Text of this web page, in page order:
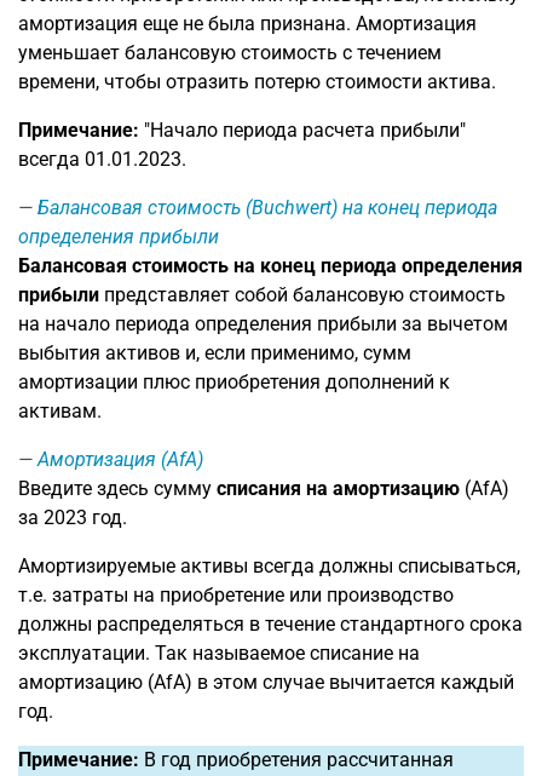
амортизация еще не была признана. Амортизация
уменьшает балансовую стоимость с течением
времени, чтобы отразить потерю стоимости актива.
Примечание: "Начало периода расчета прибыли"
всегда 01.01.2023.
Балансовая стоимость (Buchwert) на конец периода
определения прибыли
Балансовая стоимость на конец периода определения
прибыли представляет собой балансовую стоимость
на начало периода определения прибыли за вычетом
выбытия активов и, если применимо, сумм
амортизации плюс приобретения дополнений к
активам.
Амортизация (AfA)
Введите здесь сумму списания на амортизацию (AfA)
за 2023 год.
Амортизируемые активы всегда должны списываться,
т.е. затраты на приобретение или производство
должны распределяться в течение стандартного срока
эксплуатации. Так называемое списание на
амортизацию (AfA) в этом случае вычитается каждый
год.
Примечание: В год приобретения рассчитанная